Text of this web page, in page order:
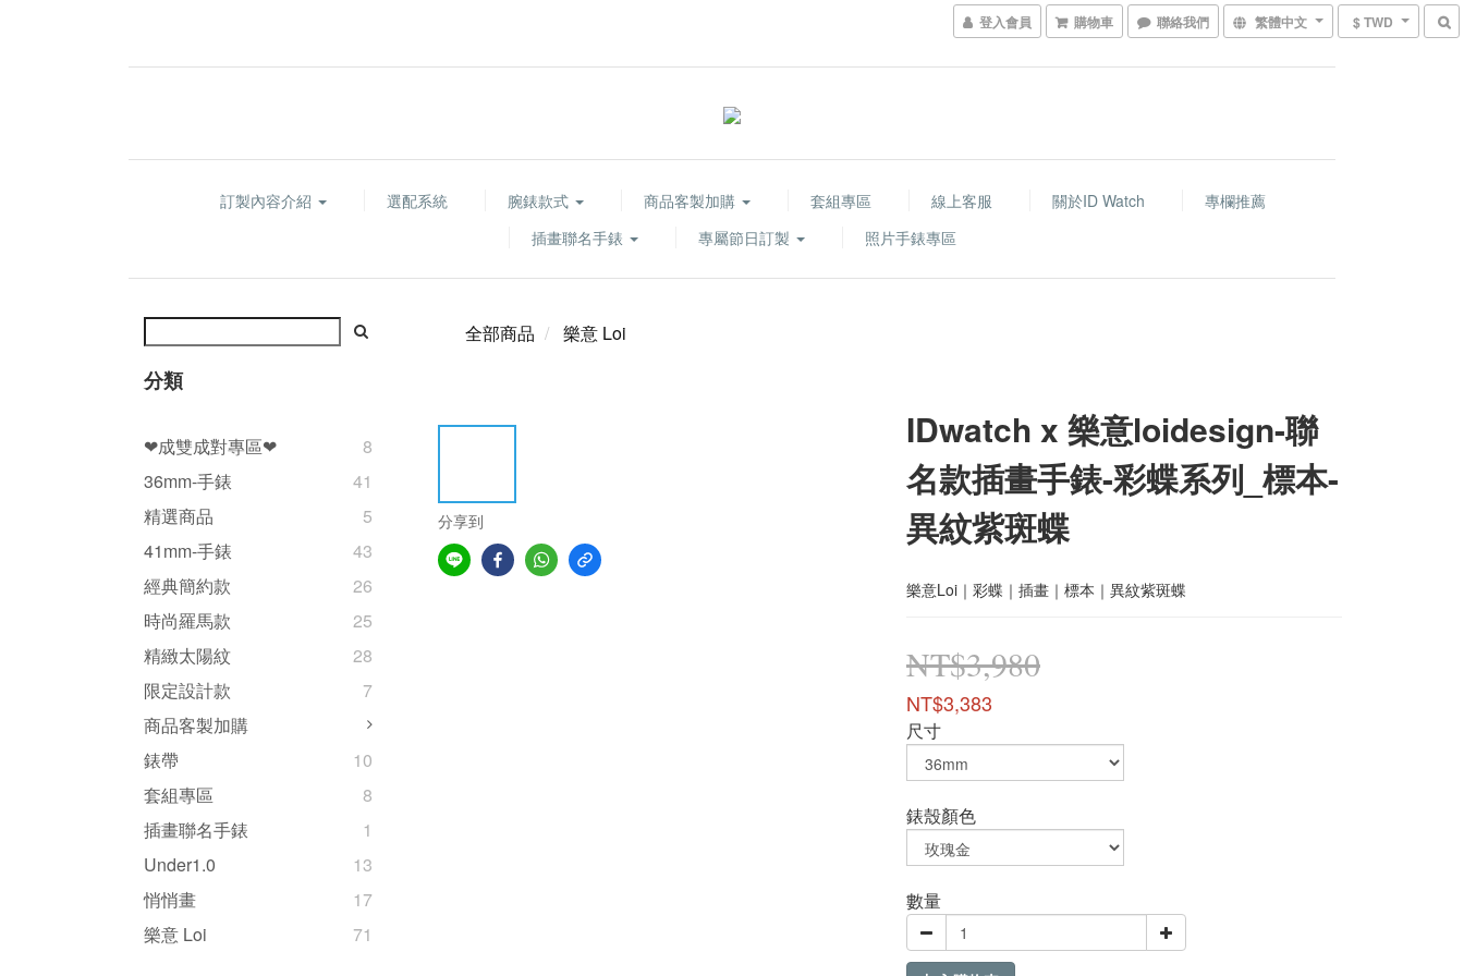
登入會員 購物車 聯絡我們 繁體中文 $ TWD
訂製內容介紹 選配系統 腕錶款式 商品客製加購 套組專區 線上客服 關於ID Watch
專欄推薦
插畫聯名手錶
專屬節日訂製 照片手錶專區
分類
❤成雙成對專區❤
8
36mm-手錶
41
精選商品
5
41mm-手錶
43
經典簡約款
26
時尚羅馬款
25
精緻太陽紋
28
限定設計款
7
商品客製加購
錶帶
10
套組專區
8
插畫聯名手錶
1
Under1.0
13
悄悄畫
17
樂意 Loi
71
全部商品 樂意 Loi
分享到
IDwatch x 樂意loidesign-聯
名款插畫手錶-彩蝶系列_標本-
異紋紫斑蝶
樂意Loi｜彩蝶｜插畫｜標本｜異紋紫斑蝶
NT$3,980
NT$3,383
尺寸
錶殼顏色
數量